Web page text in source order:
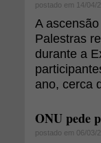
postado em 14/04/
A
Palestras
durante a
ano, cerca
ONU pede
postado em 06/03/